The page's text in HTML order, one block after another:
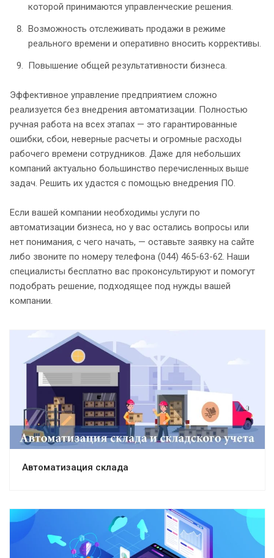
которой принимаются управленческие решения.
Возможность отслеживать продажи в режиме
реального времени и оперативно вносить коррективы.
Повышение общей результативности бизнеса.
Эффективное управление предприятием сложно
реализуется без внедрения автоматизации. Полностью
ручная работа на всех этапах — это гарантированные
ошибки, сбои, неверные расчеты и огромные расходы
рабочего времени сотрудников. Даже для небольших
компаний актуально большинство перечисленных выше
задач. Решить их удастся с помощью внедрения ПО.
Если вашей компании необходимы услуги по
автоматизации бизнеса, но у вас остались вопросы или
нет понимания, с чего начать, — оставьте заявку на сайте
либо звоните по номеру телефона (044) 465-63-62. Наши
специалисты бесплатно вас проконсультируют и помогут
подобрать решение, подходящее под нужды вашей
компании.
Автоматизация склада